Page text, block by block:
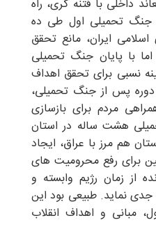
داخلی با فتنه گری، راه
جنگ تحمیلی اول طی ده
ایران، مانع تحقق
با پایان جنگ تحمیلی
نسبی برای تحقق اهداف
دوره پس از جنگ تحمیلی،
مردم برای بازسازی
هشت ساله در استان
هم مرز با عراق، ایجاد
برای رفع محرومیت های
از زمان رژیم وابسته و
جدی نماید. طبیعی بود این
مبانی و اهداف انقلاب